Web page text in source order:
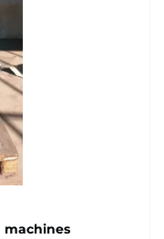
machines